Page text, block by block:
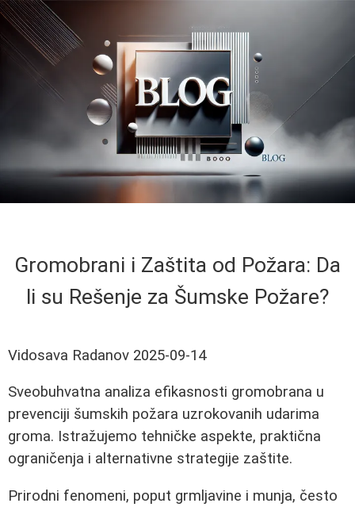
Gromobrani i Zaštita od Požara: Da
li su Rešenje za Šumske Požare?
Vidosava Radanov 2025-09-14
Sveobuhvatna analiza efikasnosti gromobrana u
prevenciji šumskih požara uzrokovanih udarima
groma. Istražujemo tehničke aspekte, praktična
ograničenja i alternativne strategije zaštite.
Prirodni fenomeni, poput grmljavine i munja, često